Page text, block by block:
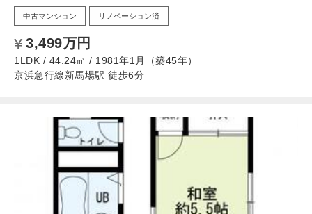
中古マンション リノベーション済
3,499万円
1LDK / 44.24㎡ / 1981年1月（築45年）
京浜急行線新馬場駅 徒歩6分